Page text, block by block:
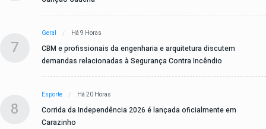
7
Geral Há 9 Horas
CBM e profissionais da engenharia e arquitetura discutem
demandas relacionadas à Segurança Contra Incêndio
8
Esporte Há 20 Horas
Corrida da Independência 2026 é lançada oficialmente em
Carazinho